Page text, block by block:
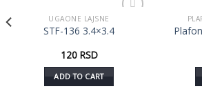
UGAONE LAJSNE
STF-136 3.4×3.4
120 RSD
ADD TO CART